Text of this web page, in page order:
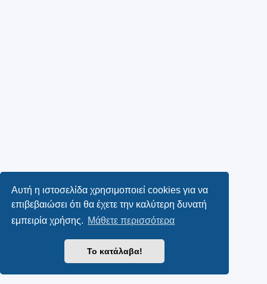
Αυτή η ιστοσελίδα χρησιμοποιεί cookies για να
επιβεβαιώσει ότι θα έχετε την καλύτερη δυνατή
εμπειρία χρήσης. Μάθετε περισσότερα
Το κατάλαβα!